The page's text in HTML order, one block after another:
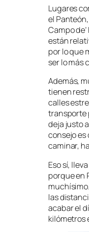
Lugares
el
Campo
están
por lo que
ser lo más
Además,
tienen
calles
transporte
deja justo
consejo es
caminar,
Eso sí,
porque en
las
acabar el
kilómetros